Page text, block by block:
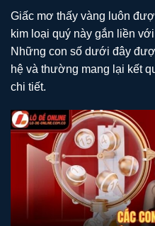
Giấc mơ thấy vàng luôn
kim loại quý này gắn liền
Những con số dưới đây
hệ và thường mang lại kết
chi tiết.